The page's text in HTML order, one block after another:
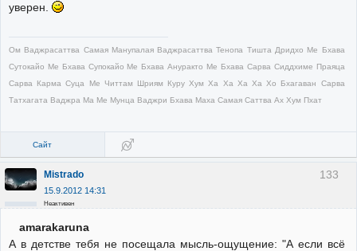
уверен.
Ом Ваджрасаттва Самая Манупалая Ваджрасаттва Тенопа Тишта Дридхо Ме Бхава
Сутокайо Ме Бхава Супокайо Ме Бхава Ануракто Ме Бхава Сарва Сиддхиме Праяца
Сарва Карма Суца Ме Читтам Шриям Куру Хум Ха Ха Ха Ха Хо Бхагаван Сарва
Татхагата Ваджра Ма Ме Мунца Ваджри Бхава Маха Самая Саттва Ах Хум Пхат
Сайт
133
Mistrado
15.9.2012 14:31
Неактивен
amarakaruna
А в детстве тебя не посещала мысль-ощущение: "А если всё